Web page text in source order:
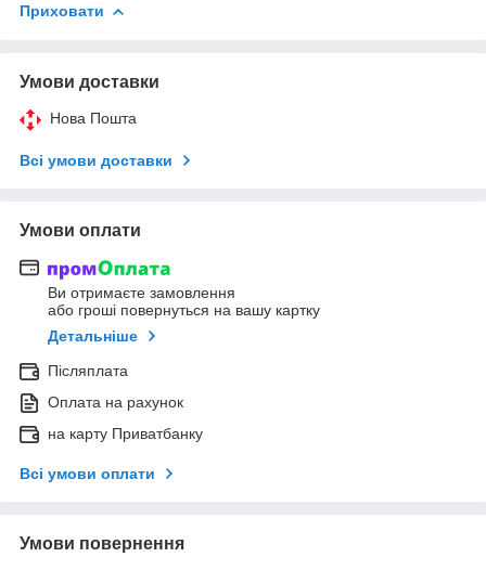
Приховати
Умови доставки
Нова Пошта
Всі умови доставки
Умови оплати
Ви отримаєте замовлення
або гроші повернуться на вашу картку
Детальніше
Післяплата
Оплата на рахунок
на карту Приватбанку
Всі умови оплати
Умови повернення